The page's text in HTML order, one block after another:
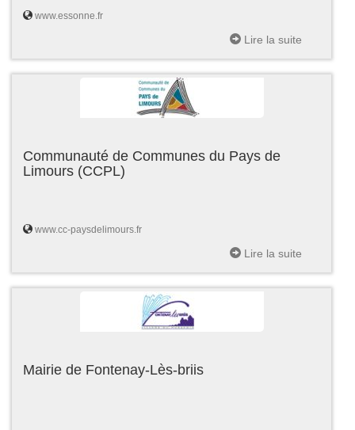
www.essonne.fr
Lire la suite
Communauté de Communes du Pays de
Limours (CCPL)
www.cc-paysdelimours.fr
Lire la suite
Mairie de Fontenay-Lès-briis